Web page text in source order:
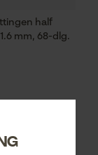
half
mm, 68-dlg.